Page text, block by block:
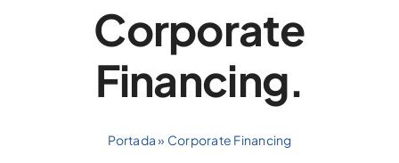
Corporate
Financing.
Portada» Corporate Financing